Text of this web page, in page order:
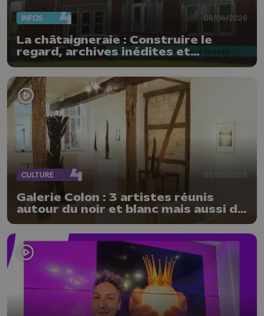
INFOS 09/06/2026
La châtaigneraie : Construire le
regard, archives inédites et
photographies contemporaines
CULTURE 08/06/2026
Galerie Colon : 3 artistes réunis
autour du noir et blanc mais aussi de
la matière